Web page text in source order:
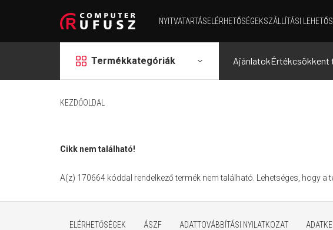
NYITVATARTÁSELÉRHETŐSÉGEKSZÁLLÍTÁSI
grid Termékkategóriák AjánlatokÉrtékcsökkent
KEZDŐOLDAL
Cikk nem található!
A(z) 170664 kóddal rendelkező termék nem található. Lehetséges, hogy a
ELÉRHETŐSÉGEK ÁSZF ADATTOVÁBBÍTÁSI NYILATKOZAT